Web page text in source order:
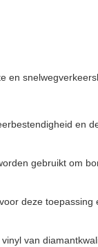
en
en
gebruikt om
deze
van